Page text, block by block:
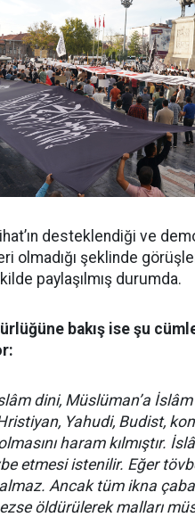
desteklendiği ve
olmadığı şeklinde
paylaşılmış durumda.
bakış ise şu
dini, Müslüman’a
Yahudi, Budist,
haram kılmıştır.
etmesi istenilir. Eğer
Ancak tüm ikna
öldürülerek malları